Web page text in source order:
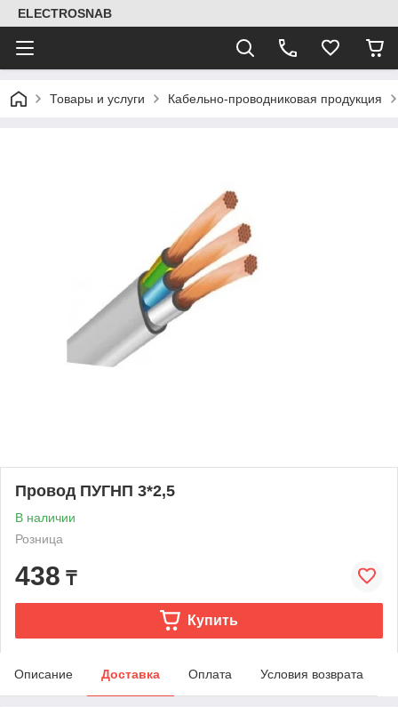
ELECTROSNAB
Товары и услуги Кабельно-проводниковая продукция
Провод ПУГНП 3*2,5
В наличии
Розница
438 ₸
Купить
Описание Доставка Оплата Условия возврата